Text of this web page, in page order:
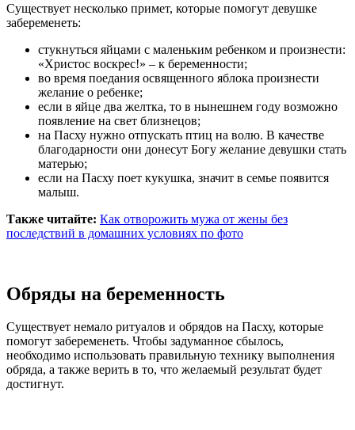
Существует несколько примет, которые помогут девушке
забеременеть:
стукнуться яйцами с маленьким ребенком и произнести:
«Христос воскрес!» – к беременности;
во время поедания освященного яблока произнести
желание о ребенке;
если в яйце два желтка, то в нынешнем году возможно
появление на свет близнецов;
на Пасху нужно отпускать птиц на волю. В качестве
благодарности они донесут Богу желание девушки стать
матерью;
если на Пасху поет кукушка, значит в семье появится
малыш.
Также читайте: Как отворожить мужа от жены без
последствий в домашних условиях по фото
Обряды на беременность
Существует немало ритуалов и обрядов на Пасху, которые
помогут забеременеть. Чтобы задуманное сбылось,
необходимо использовать правильную технику выполнения
обряда, а также верить в то, что желаемый результат будет
достигнут.